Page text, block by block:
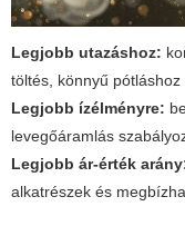
Legjobb utazáshoz:
töltés, könnyű pótláshoz
Legjobb ízélményre:
levegőáramlás
Legjobb ár-érték
alkatrészek és